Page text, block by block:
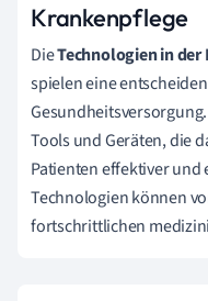
Krankenpflege
DieTechnologien in
spielen eine
Tools und Geräten, die
Patienten effektiver und
Technologien können
fortschrittlichen